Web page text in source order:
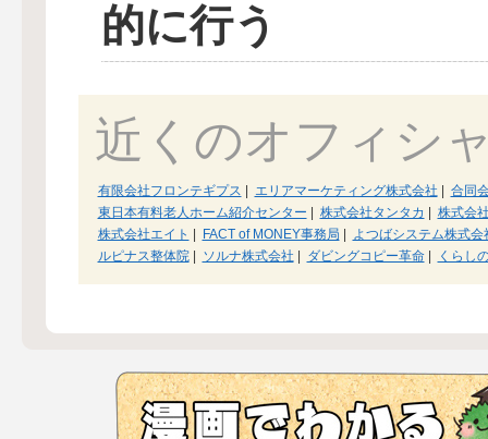
的に行う
近くのオフィシ
有限会社フロンテギプス エリアマーケティング株式会社
合同
東日本有料老人ホーム紹介センター
株式会社タンタカ
株式会
株式会社エイト
FACT of MONEY事務局
よつばシステム株式会
ルピナス整体院| ソルナ株式会社 ダビングコピー革命| くらし